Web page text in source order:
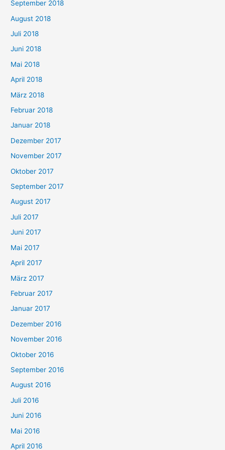
September 2018
August 2018
Juli 2018
Juni 2018
Mai 2018
April 2018
März 2018
Februar 2018
Januar 2018
Dezember 2017
November 2017
Oktober 2017
September 2017
August 2017
Juli 2017
Juni 2017
Mai 2017
April 2017
März 2017
Februar 2017
Januar 2017
Dezember 2016
November 2016
Oktober 2016
September 2016
August 2016
Juli 2016
Juni 2016
Mai 2016
April 2016